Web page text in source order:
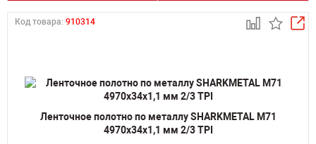
Код товара: 910314
Ленточное полотно по металлу SHARKMETAL M71
4970х34х1,1 мм 2/3 TPI